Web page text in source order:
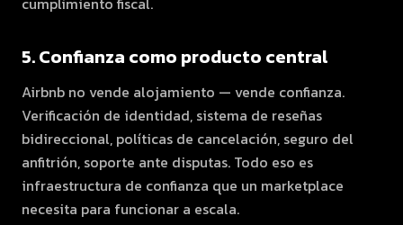
5. Confianza como producto central
Airbnb no vende alojamiento — vende confianza.
Verificación de identidad, sistema de reseñas
bidireccional, políticas de cancelación, seguro del
anfitrión, soporte ante disputas. Todo eso es
infraestructura de confianza que un marketplace
necesita para funcionar a escala.